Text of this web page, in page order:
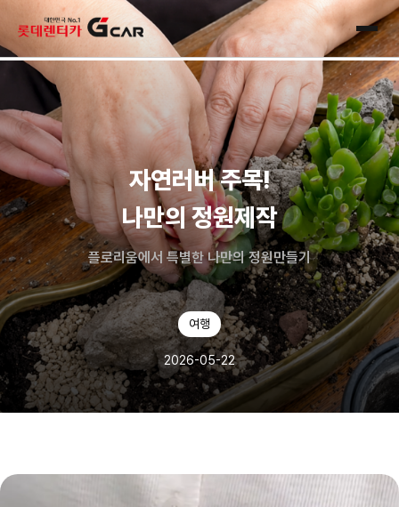
skip navigation
전체
자연러버 주목!
나만의 정원제작
플로리움에서 특별한 나만의 정원만들기
여행
2026-05-22